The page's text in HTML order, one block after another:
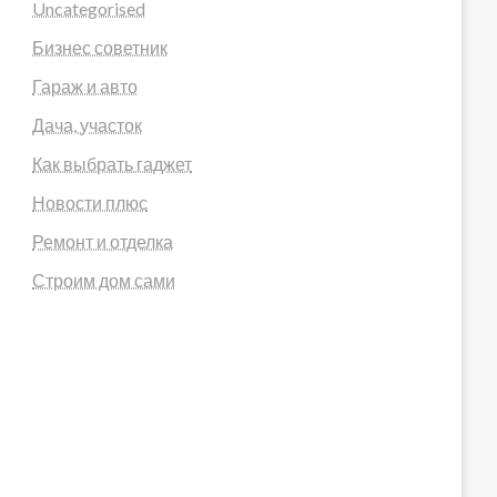
Uncategorised
Бизнес советник
Гараж и авто
Дача, участок
Как выбрать гаджет
Новости плюс
Ремонт и отделка
Строим дом сами